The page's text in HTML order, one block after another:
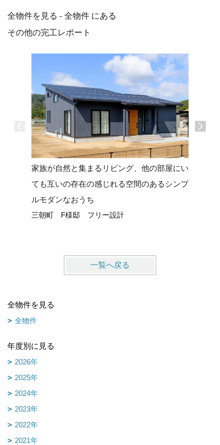
全物件を見る - 全物件 にある
その他の完工レポート
家族が自然と集まるリビング、他の部屋にい
ても互いの存在の感じれる空間のあるシンプ
ルモダンなおうち
三朝町 F様邸 フリー設計
一覧へ戻る
全物件を見る
全物件
年度別に見る
2026年
2025年
2024年
2023年
2022年
2021年